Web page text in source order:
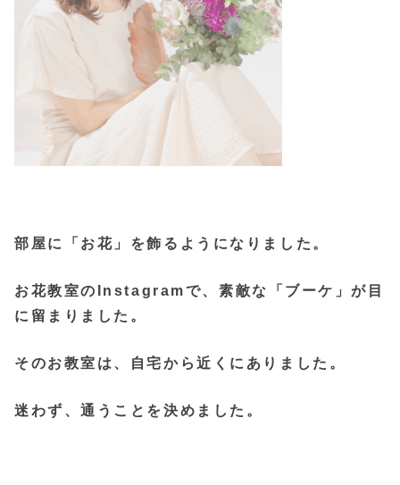
部屋に「お花」を飾るようになりました。
お花教室のInstagramで、素敵な「ブーケ」が目
に留まりました。
そのお教室は、自宅から近くにありました。
迷わず、通うことを決めました。